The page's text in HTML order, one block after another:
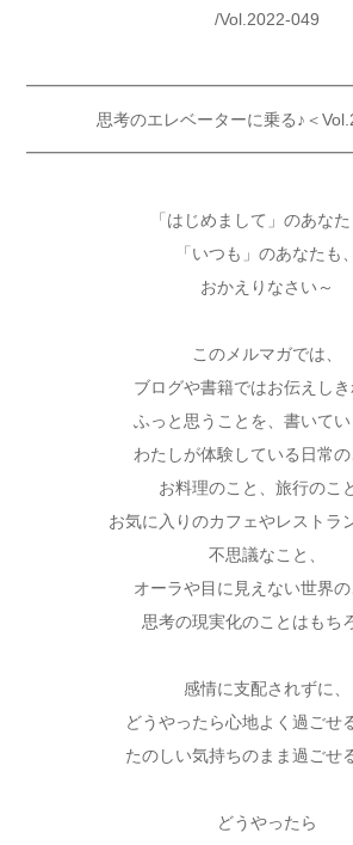
/Vol.2022-049
思考のエレベーターに乗る♪＜
「はじめまして」のあなた
「いつも」のあなたも、
おかえりなさい～
このメルマガでは、
ブログや書籍ではお伝えし
ふっと思うことを、書いてい
わたしが体験している日常の
お料理のこと、旅行のこ
お気に入りのカフェやレストラ
不思議なこと、
オーラや目に見えない世界の
思考の現実化のことはもち
感情に支配されずに、
どうやったら心地よく過ごせ
たのしい気持ちのまま過ごせ
どうやったら